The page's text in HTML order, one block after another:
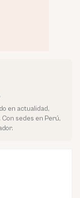
en actualidad,
sedes en Perú,